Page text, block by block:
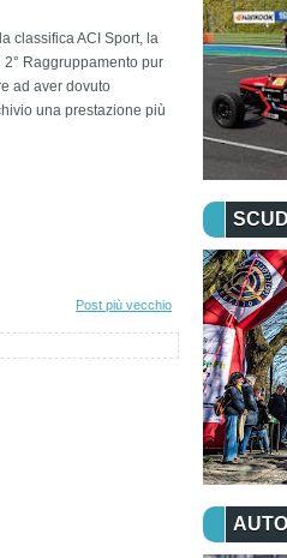
classifica ACI Sport, la
Raggruppamento pur
ad aver dovuto
una prestazione più
Post più vecchio